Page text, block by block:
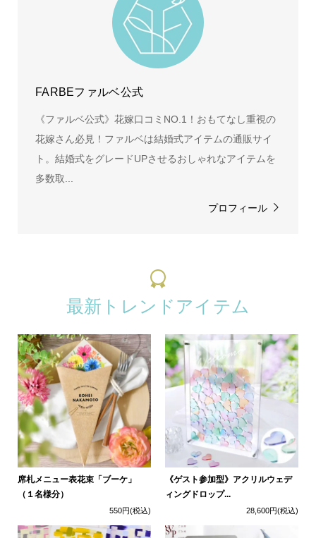
FARBEファルベ公式
《ファルベ公式》花嫁口コミNO.1！おもてなし重視の
花嫁さん必見！ファルベは結婚式アイテムの通販サイ
ト。結婚式をグレードUPさせるおしゃれなアイテムを
多数取...
プロフィール
最新トレンドアイテム
席札メニュー表花束「ブーケ」
（１名様分）
550円(税込)
《ゲスト参加型》アクリルウェデ
ィングドロップ...
28,600円(税込)